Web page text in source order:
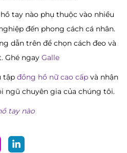
tay nào phụ thuộc vào nhiều
đến phong cách cá nhân.
dẫn trên để chọn cách đeo và
Ghé ngay Galle
tập đồng hồ nữ cao cấp và nhận
ngũ chuyên gia của chúng tôi.
tay nào